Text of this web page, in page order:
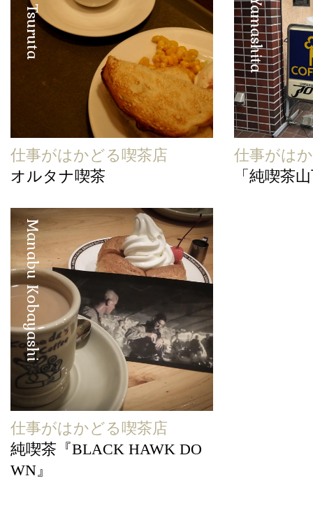
仕事がはかどる喫茶店
オルタナ喫茶
仕事がは
「純喫茶
Manabu Kobayashi
仕事がはかどる喫茶店
純喫茶『BLACK HAWK DO
WN』